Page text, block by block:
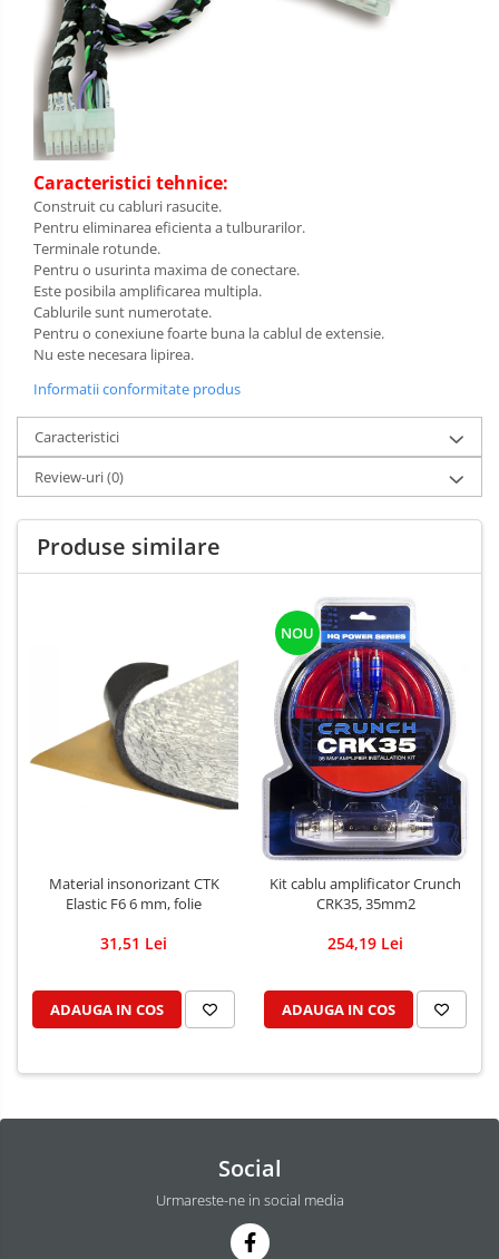
Caracteristici tehnice:
Construit cu cabluri rasucite.
Pentru eliminarea eficienta a tulburarilor.
Terminale rotunde.
Pentru o usurinta maxima de conectare.
Este posibila amplificarea multipla.
Cablurile sunt numerotate.
Pentru o conexiune foarte buna la cablul de extensie.
Nu este necesara lipirea.
Informatii conformitate produs
Caracteristici
Review-uri(0)
Produse similare
Material insonorizant CTK
Elastic F6 6 mm, folie
31,51 Lei
ADAUGA IN COS
NOU
Kit cablu amplificator Crunch
CRK35, 35mm2
254,19 Lei
ADAUGA IN COS
Social
Urmareste-ne in social media